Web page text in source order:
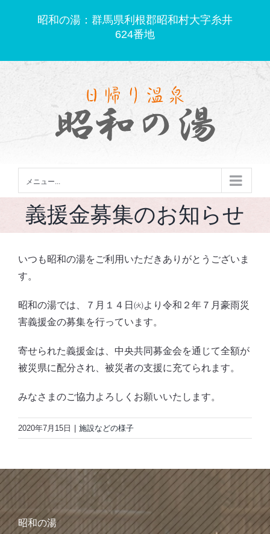
昭和の湯：群馬県利根郡昭和村大字糸井
624番地
メニュー...
義援金募集のお知らせ
いつも昭和の湯をご利用いただきありがとうございま
す。
昭和の湯では、７月１４日㈫より令和２年７月豪雨災
害義援金の募集を行っています。
寄せられた義援金は、中央共同募金会を通じて全額が
被災県に配分され、被災者の支援に充てられます。
みなさまのご協力よろしくお願いいたします。
2020年7月15日 | 施設などの様子
昭和の湯